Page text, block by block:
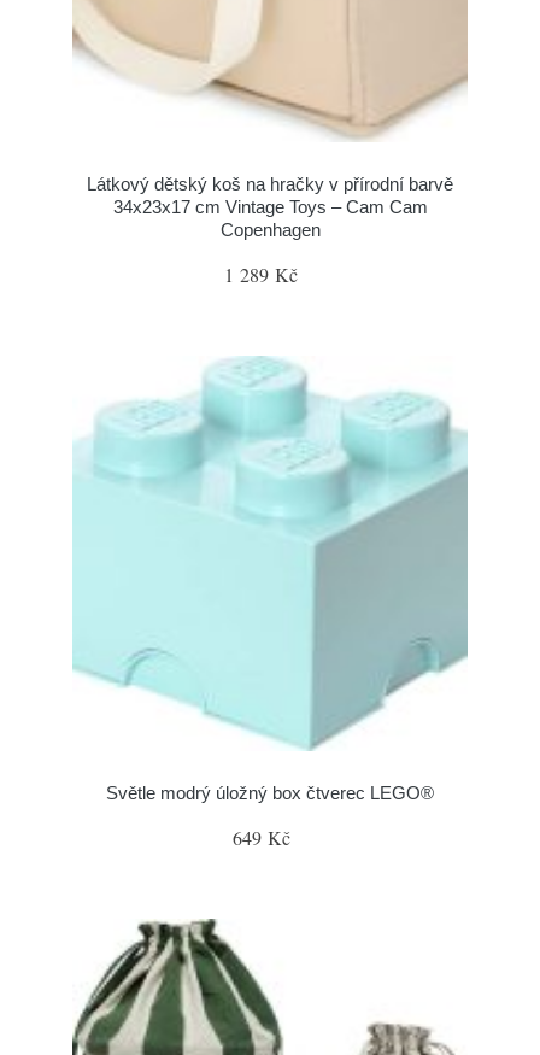
Látkový dětský koš na hračky v přírodní barvě
34x23x17 cm Vintage Toys – Cam Cam
Copenhagen
1 289 Kč
Světle modrý úložný box čtverec LEGO®
649 Kč